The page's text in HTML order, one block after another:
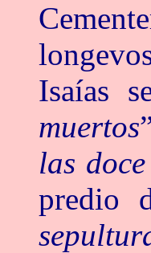
Isaías
muertos
las
predio